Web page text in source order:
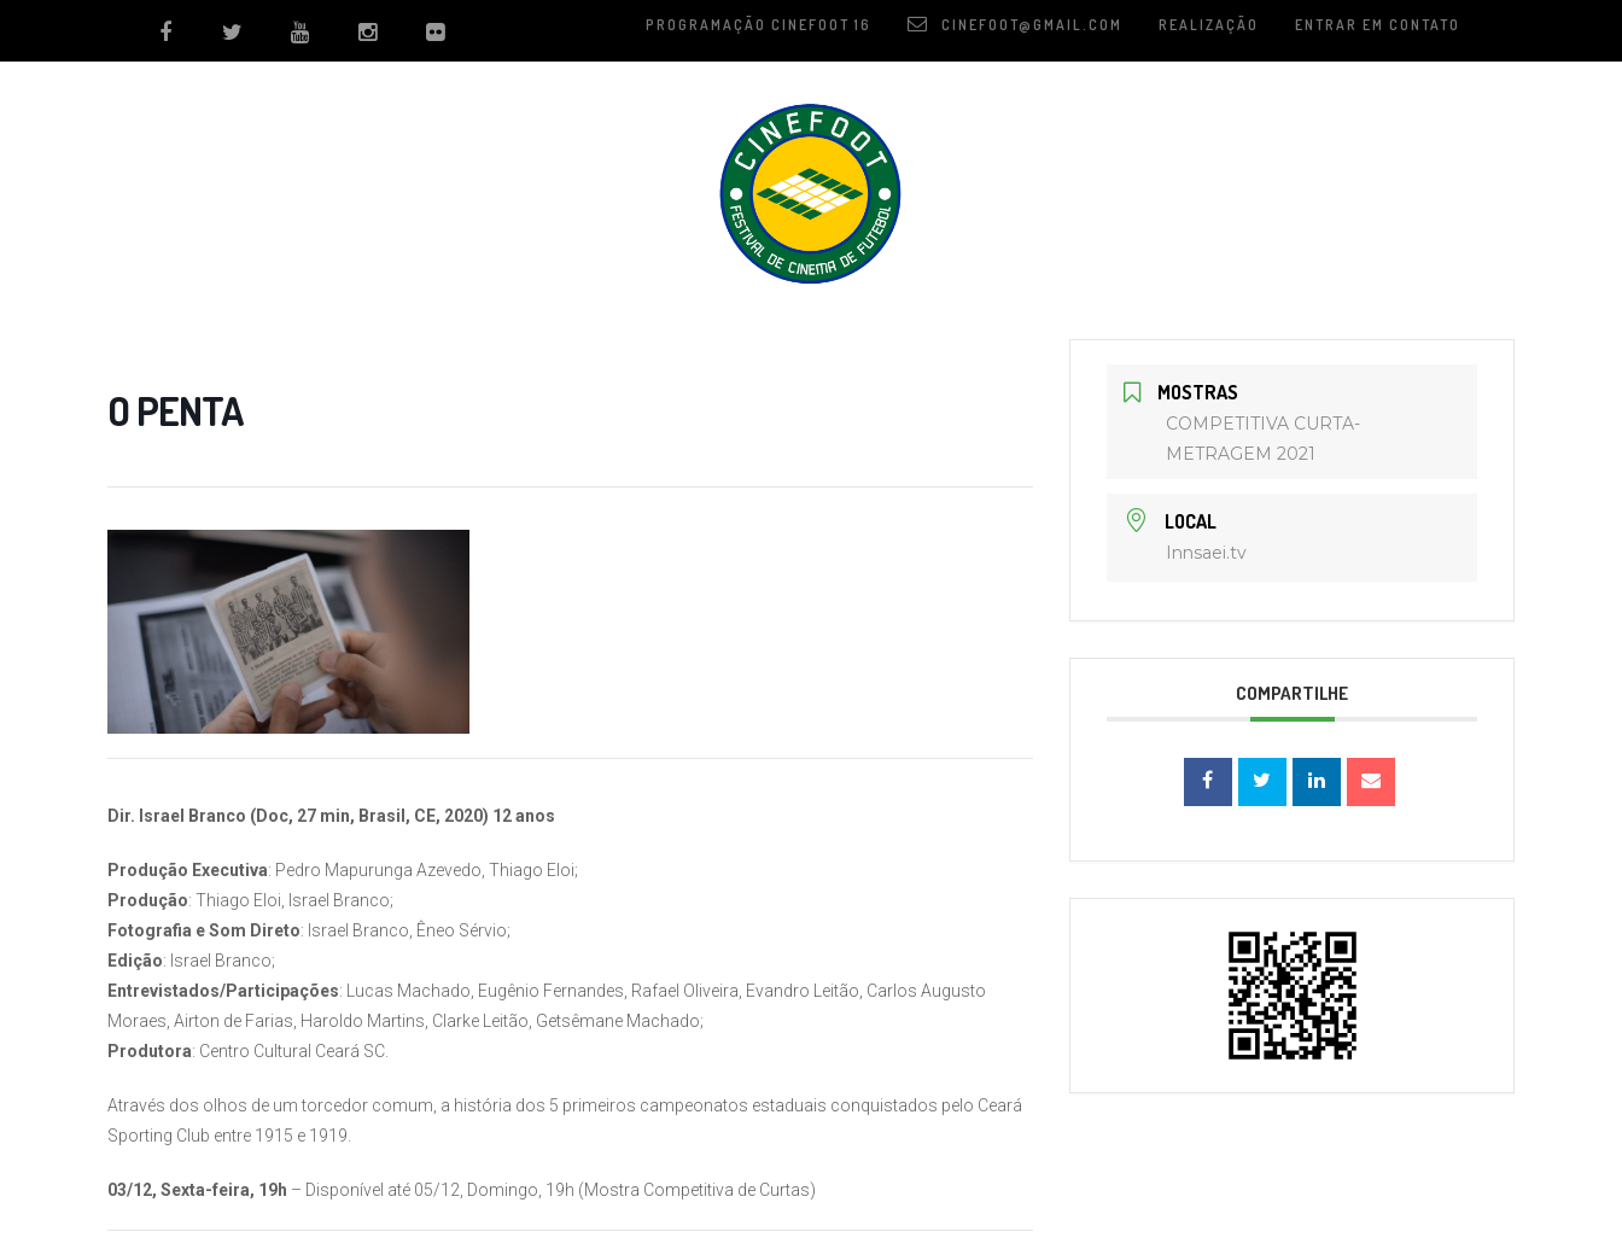
PROGRAMAÇÃO CINEFOOT 16 CINEFOOT@GMAIL.COM REALIZAÇÃO ENTRAR EM CONTATO
O PENTA
Dir. Israel Branco (Doc, 27 min, Brasil, CE, 2020) 12 anos
Produção Executiva: Pedro Mapurunga Azevedo, Thiago Eloi;
Produção: Thiago Eloi, Israel Branco;
Fotografia e Som Direto: Israel Branco, Êneo Sérvio;
Edição: Israel Branco;
Entrevistados/Participações: Lucas Machado, Eugênio Fernandes, Rafael Oliveira, Evandro Leitão, Carlos Augusto
Moraes, Airton de Farias, Haroldo Martins, Clarke Leitão, Getsêmane Machado;
Produtora: Centro Cultural Ceará SC.
Através dos olhos de um torcedor comum, a história dos 5 primeiros campeonatos estaduais conquistados pelo Ceará
Sporting Club entre 1915 e 1919.
03/12, Sexta-feira, 19h – Disponível até 05/12, Domingo, 19h (Mostra Competitiva de Curtas)
MOSTRAS
COMPETITIVA CURTA-
METRAGEM 2021
LOCAL
Innsaei.tv
COMPARTILHE